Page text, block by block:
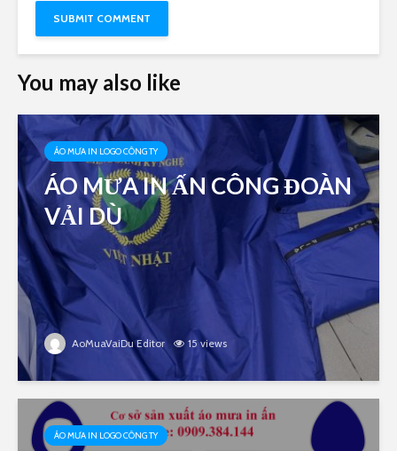
You may also like
ÁO MƯA IN LOGO CÔNG TY
ÁO MƯA IN ẤN CÔNG ĐOÀN
VẢI DÙ
AoMuaVaiDu Editor 15 views
ÁO MƯA IN LOGO CÔNG TY